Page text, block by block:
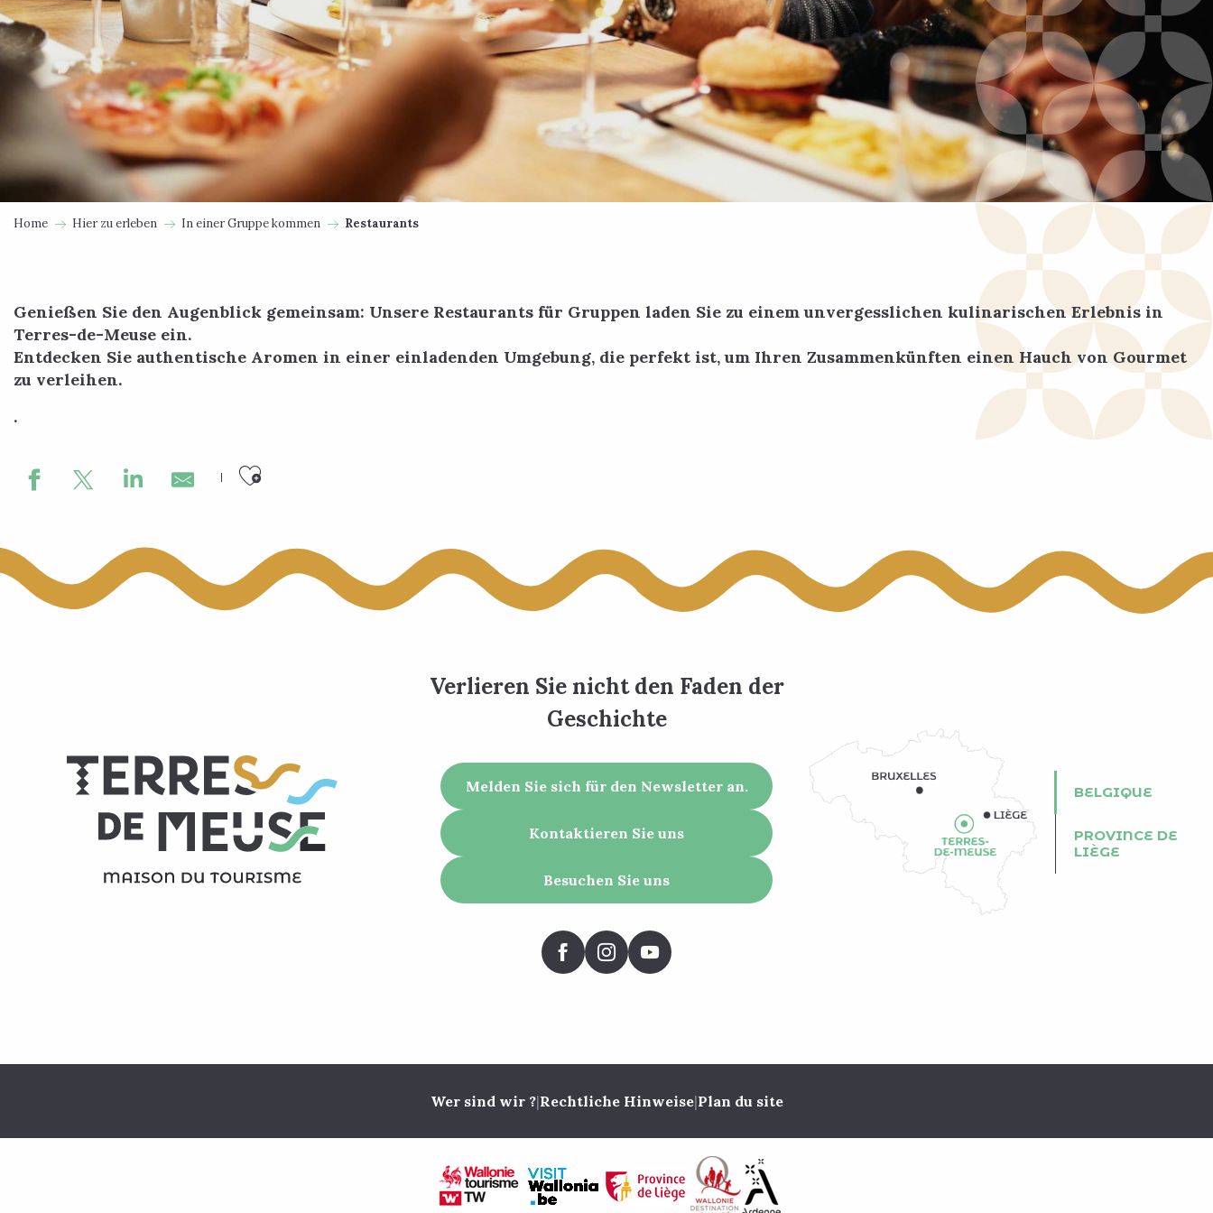
Home Hier zu erleben In einer Gruppe kommen Restaurants
Genießen Sie den Augenblick gemeinsam: Unsere Restaurants für Gruppen laden Sie zu einem unvergesslichen kulinarischen Erlebnis in
Terres-de-Meuse ein.
Entdecken Sie authentische Aromen in einer einladenden Umgebung, die perfekt ist, um Ihren Zusammenkünften einen Hauch von Gourmet
zu verleihen.
.
Ajouter aux favoris
Au P'tit Champ
Le Barabas
Taverne de l'étang
Royal Thaï
Verlieren Sie nicht den Faden der
Geschichte
Melden Sie sich für den Newsletter an.
Kontaktieren Sie uns
Besuchen Sie uns
BELGIQUE
PROVINCE DE
LIÈGE
Wer sind wir ?|Rechtliche Hinweise|Plan du site